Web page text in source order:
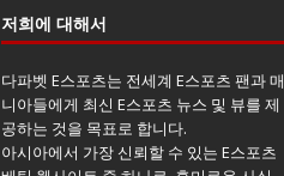
저희에 대해서
다파벳 E스포츠는 전세계 E스포츠 팬과 매
니아들에게 최신 E스포츠 뉴스 및 뷰를 제
공하는 것을 목표로 합니다.
아시아에서 가장 신뢰할 수 있는 E스포츠